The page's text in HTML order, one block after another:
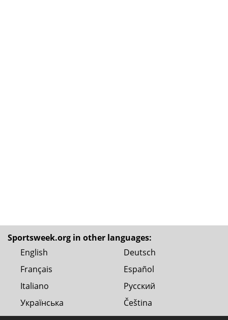
Sportsweek.org in other languages:
English
Deutsch
Français
Español
Italiano
Русский
Українська
Čeština